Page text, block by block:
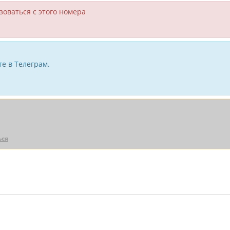
с этого номера
в Телеграм.